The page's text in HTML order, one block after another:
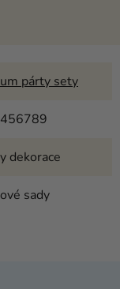
párty sety
dekorace
sady